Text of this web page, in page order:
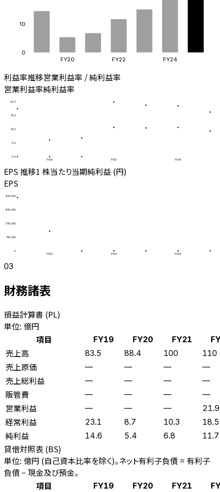
0
10
FY20 FY22 FY24
利益率推移営業利益率 / 純利益率
営業利益率純利益率
0.0
5.0
10.0
15.0
20.0
FY20 FY22 FY24
EPS 推移1 株当たり当期純利益 (円)
EPS
0
150,000
300,000
450,000
600,000
FY20 FY22 FY24
03
財務諸表
損益計算書 (PL)
単位: 億円
項目
FY19 FY20 FY21
売上高 83.5 88.4 100 110
売上原価 — — — —
売上総利益 — — — —
販管費 — — — —
営業利益 — — — 21.9
経常利益 23.1 8.7 10.3 18.5
純利益 14.6 5.4 6.8 11.7
貸借対照表 (BS)
単位: 億円 (自己資本比率を除く)。ネット有利子負債 = 有利子
負債 − 現金及び預金。
項目
FY19 FY20 FY21